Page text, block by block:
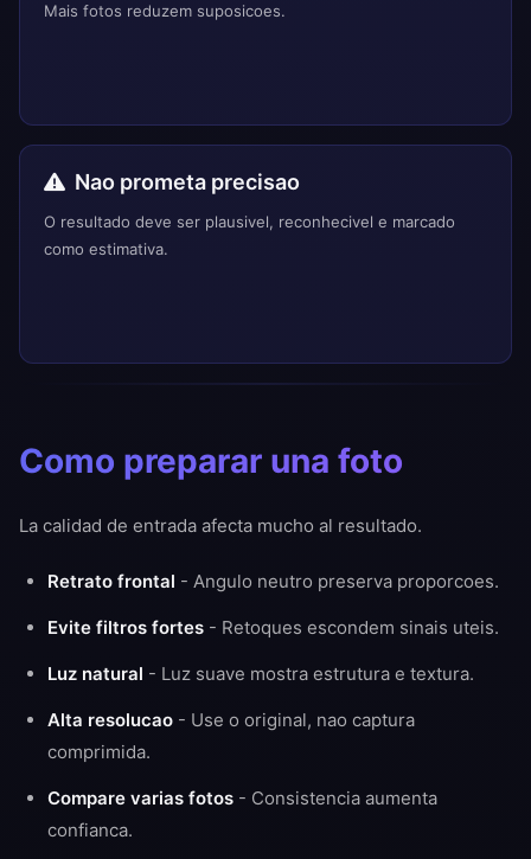
Mais fotos reduzem suposicoes.
Nao prometa precisao
O resultado deve ser plausivel, reconhecivel e marcado
como estimativa.
Como preparar una foto
La calidad de entrada afecta mucho al resultado.
Retrato frontal - Angulo neutro preserva proporcoes.
Evite filtros fortes - Retoques escondem sinais uteis.
Luz natural - Luz suave mostra estrutura e textura.
Alta resolucao - Use o original, nao captura
comprimida.
Compare varias fotos - Consistencia aumenta
confianca.